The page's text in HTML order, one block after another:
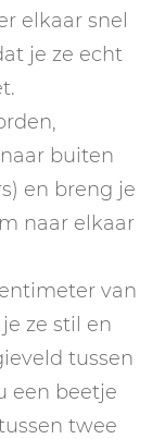
elkaar snel
je ze echt
buiten
en breng je
naar elkaar
van
ze stil en
tussen
een beetje
twee